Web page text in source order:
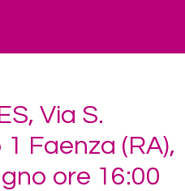
Via S.
Faenza (RA),
ore 16:00